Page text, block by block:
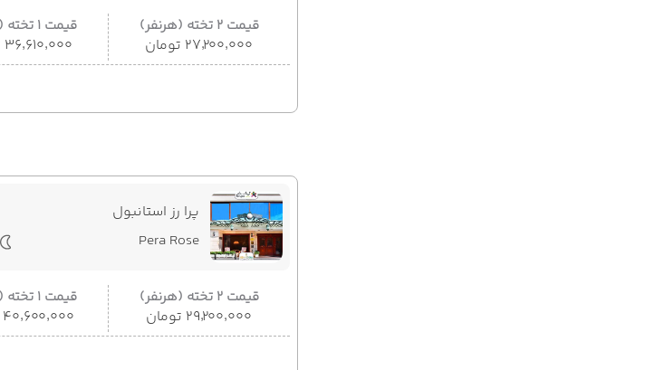
قیمت 2 تخته (هرنفر)
۲۷٬۲۰۰٬۰۰۰ تومان
قیمت 1 تخته (هرنفر)
۳۶٬۶۱۰٬۰۰۰ تومان
پرا رز استانبول
Pera Rose
قیمت 2 تخته (هرنفر)
۲۹٬۲۰۰٬۰۰۰ تومان
قیمت 1 تخته (هرنفر)
۴۰٬۶۰۰٬۰۰۰ تومان